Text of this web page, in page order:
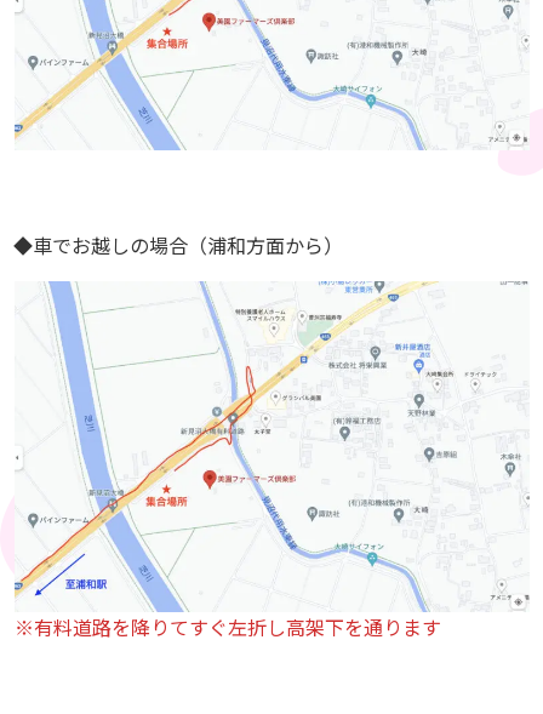
◆車でお越しの場合（浦和方面から）
※有料道路を降りてすぐ左折し高架下を通ります